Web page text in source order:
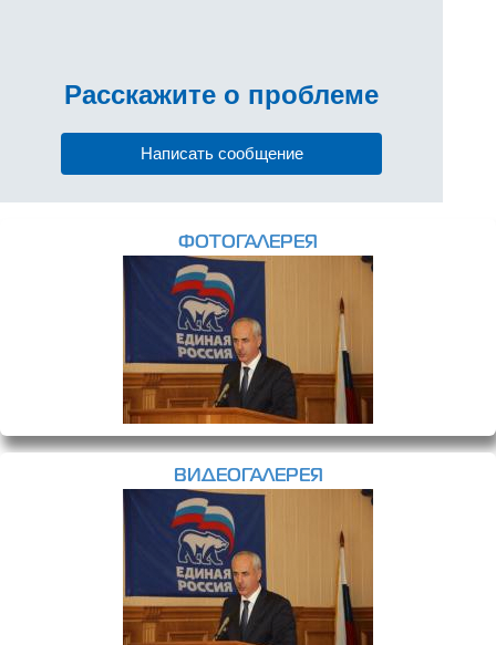
Расскажите о проблеме
Написать сообщение
ФОТОГАЛЕРЕЯ
ВИДЕОГАЛЕРЕЯ